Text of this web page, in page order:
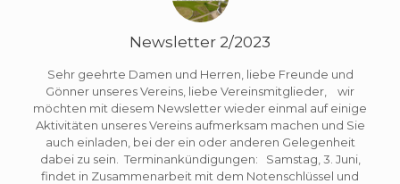
Newsletter 2/2023
Sehr geehrte Damen und Herren, liebe Freunde und
Gönner unseres Vereins, liebe Vereinsmitglieder, wir
möchten mit diesem Newsletter wieder einmal auf einige
Aktivitäten unseres Vereins aufmerksam machen und Sie
auch einladen, bei der ein oder anderen Gelegenheit
dabei zu sein. Terminankündigungen: Samstag, 3. Juni,
findet in Zusammenarbeit mit dem Notenschlüssel und